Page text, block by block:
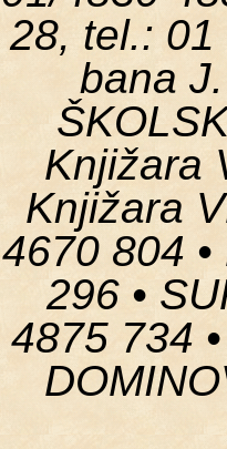
28, tel.: 01
bana
Knjižara
Knjižara
4670 804
296 •
4875 734